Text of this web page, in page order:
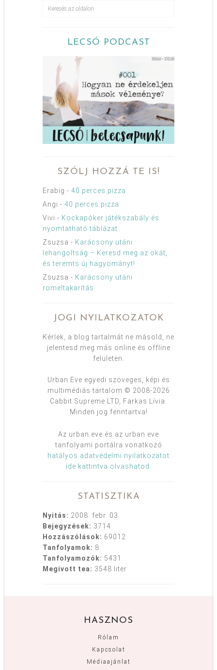
LECSÓ PODCAST
SZÓLJ HOZZÁ TE IS!
Erabig - 40 perces pizza
Angi - 40 perces pizza
Vivi - Kockapóker játékszabály és
nyomtatható táblázat
Zsuzsa - Karácsony utáni
lehangoltság – Keresd meg az okát,
és teremts új hagyományt!
Zsuzsa - Karácsony utáni
romeltakarítás
JOGI NYILATKOZATOK
Kérlek, a blog tartalmát ne másold, ne
jelentesd meg más online és offline
felületen.
Urban:Eve egyedi szöveges, képi és
multimédiás tartalom © 2008-2026
Cabbit Supreme LTD, Farkas Lívia.
Minden jog fenntartva!
Az urban:eve és az urban:eve
tanfolyami portálra vonatkozó
hatályos adatvédelmi nyilatkozatot
ide kattintva olvashatod .
STATISZTIKA
Nyitás: 2008. febr. 03.
Bejegyzések: 3714
Hozzászólások: 69012
Tanfolyamok: 8
Tanfolyamozók: 5431
Megivott tea: 3548 liter
HASZNOS
Rólam
Kapcsolat
Médiaajánlat